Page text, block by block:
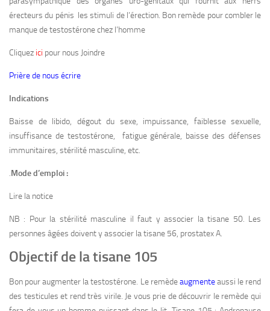
érecteurs du pénis les stimuli de l’érection. Bon remède pour combler le
manque de testostérone chez l’homme
Cliquez ici pour nous Joindre
Prière de nous écrire
Indications
Baisse de libido, dégout du sexe, impuissance, faiblesse sexuelle,
insuffisance de testostérone, fatigue générale, baisse des défenses
immunitaires, stérilité masculine, etc.
.Mode d’emploi :
Lire la notice
NB : Pour la stérilité masculine il faut y associer la tisane 50. Les
personnes âgées doivent y associer la tisane 56, prostatex A.
Objectif de la tisane 105
Bon pour augmenter la testostérone. Le remèdeaugmenteaussi le rend
des testicules et rend très virile. Je vous prie de découvrir le remède qui